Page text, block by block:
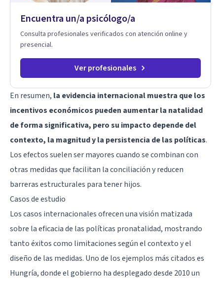
Encuentra un/a psicólogo/a
Consulta profesionales verificados con atención online y
presencial.
Ver profesionales
En resumen, la evidencia internacional muestra que los
incentivos económicos pueden aumentar la natalidad
de forma significativa, pero su impacto depende del
contexto, la magnitud y la persistencia de las políticas.
Los efectos suelen ser mayores cuando se combinan con
otras medidas que facilitan la conciliación y reducen
barreras estructurales para tener hijos.
Casos de estudio
Los casos internacionales ofrecen una visión matizada
sobre la eficacia de las políticas pronatalidad, mostrando
tanto éxitos como limitaciones según el contexto y el
diseño de las medidas. Uno de los ejemplos más citados es
Hungría, donde el gobierno ha desplegado desde 2010 un